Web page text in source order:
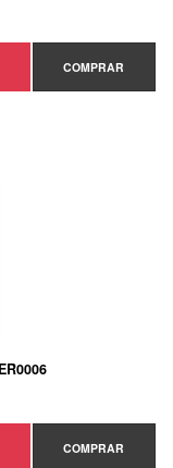
COMPRAR
COMPRAR